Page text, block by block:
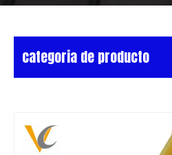
categoria de producto